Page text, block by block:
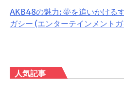
AKB48の魅力: 夢を追いかける
ガシー (エンターテインメント
人気記事